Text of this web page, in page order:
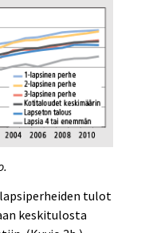
tulot
keskitulosta